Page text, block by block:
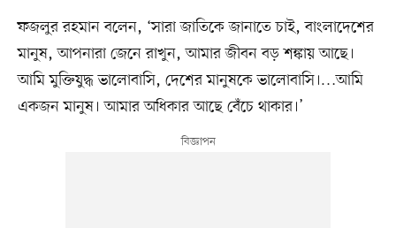
ফজলুর রহমান বলেন, ‘সারা জাতিকে জানাতে চাই, বাংলাদেশের
মানুষ, আপনারা জেনে রাখুন, আমার জীবন বড় শঙ্কায় আছে।
আমি মুক্তিযুদ্ধ ভালোবাসি, দেশের মানুষকে ভালোবাসি।…আমি
একজন মানুষ। আমার অধিকার আছে বেঁচে থাকার।’